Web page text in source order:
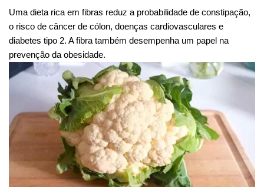
Uma dieta rica em fibras reduz a probabilidade de constipação,
o risco de câncer de cólon, doenças cardiovasculares e
diabetes tipo 2. A fibra também desempenha um papel na
prevenção da obesidade.